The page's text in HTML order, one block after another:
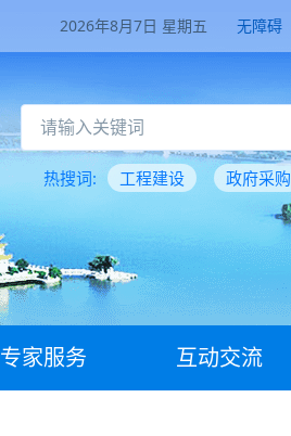
2026年8月7日 星期五 无障碍
热搜词: 工程建设 政府采购
专家服务 互动交流